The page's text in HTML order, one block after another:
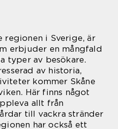
regionen i Sverige, är
erbjuder en mångfald
typer av besökare.
av historia,
kommer Skåne
Här finns något
allt från
till vackra stränder
har också ett